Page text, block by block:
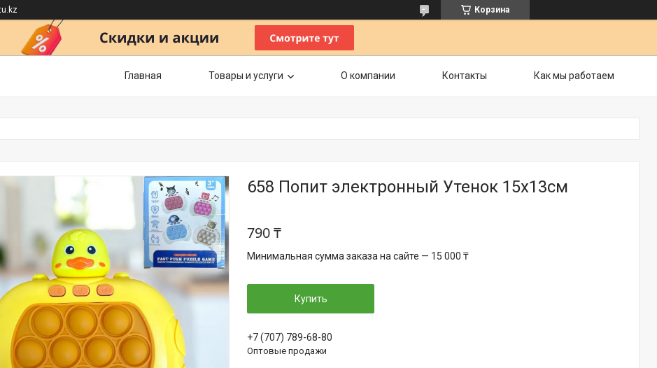
Корзина
Главная Товары и услуги О компании Контакты Как мы работаем
658 Попит электронный Утенок 15х13см
790 ₸
Минимальная сумма заказа на сайте — 15 000 ₸
Купить
+7 (707) 789-68-80
Оптовые продажи